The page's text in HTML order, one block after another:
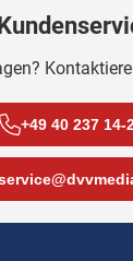
+49 40 237 14-
@